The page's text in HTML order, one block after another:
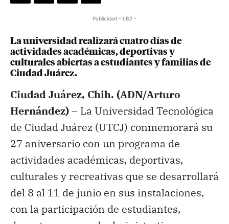
Publicidad - LB2 -
La universidad realizará cuatro días de
actividades académicas, deportivas y
culturales abiertas a estudiantes y familias de
Ciudad Juárez.
Ciudad Juárez, Chih. (ADN/Arturo
Hernández) – La Universidad Tecnológica
de Ciudad Juárez (UTCJ) conmemorará su
27 aniversario con un programa de
actividades académicas, deportivas,
culturales y recreativas que se desarrollará
del 8 al 11 de junio en sus instalaciones,
con la participación de estudiantes,